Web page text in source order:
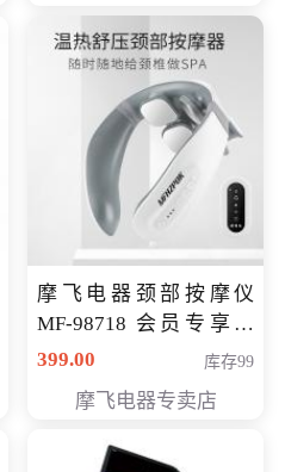
摩飞电器颈部按摩仪
MF-98718 会员专享价
299元
399.00 库存99
摩飞电器专卖店